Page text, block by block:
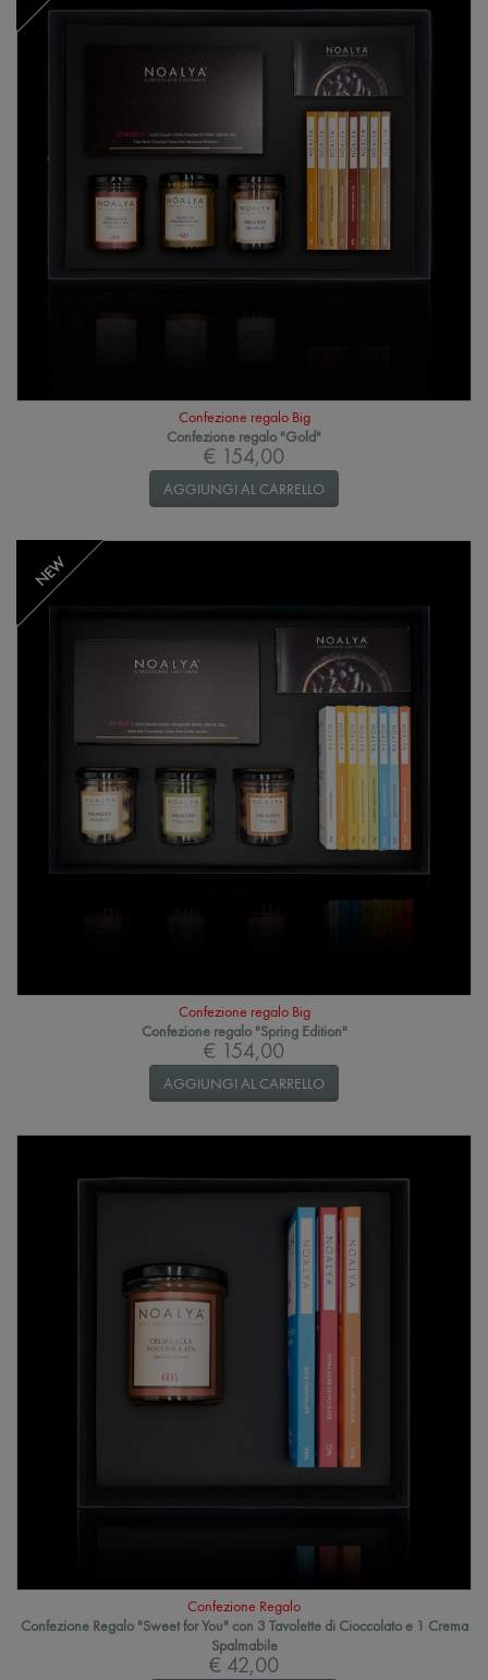
Confezione regalo Big
Confezione regalo "Gold"
€ 154,00
AGGIUNGI AL CARRELLO
NEW
Confezione regalo Big
Confezione regalo "Spring Edition"
€ 154,00
AGGIUNGI AL CARRELLO
Confezione Regalo
Confezione Regalo "Sweet for You" con 3 Tavolette di Cioccolato e 1 Crema
Spalmabile
€ 42,00